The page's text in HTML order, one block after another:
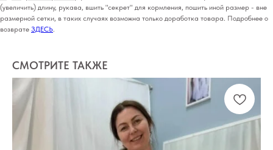
(увеличить) длину, рукава, вшить "секрет" для кормления, пошить иной размер - вне
размерной сетки, в таких случаях возможна только доработка товара. Подробнее о
возврате ЗДЕСЬ.
СМОТРИТЕ ТАКЖЕ